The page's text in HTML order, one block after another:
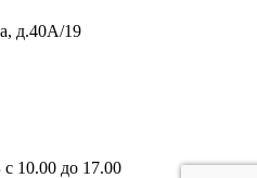
д.40А/19
10.00 до 17.00